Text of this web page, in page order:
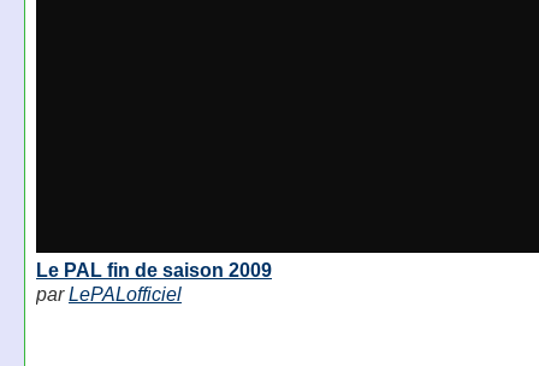
Le PAL fin de saison 2009
parLePALofficiel